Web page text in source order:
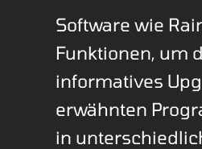
Software wie
Funktionen, um
informatives
erwähnten
in